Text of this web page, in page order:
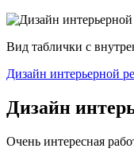
Вид таблички с
Дизайн интерьерной
Дизайн
Очень интересная